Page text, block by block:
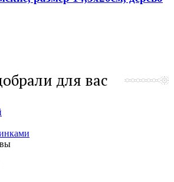
для вас